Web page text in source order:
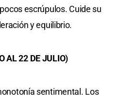
escrúpulos. Cuide su
y equilibrio.
AL 22 DE JULIO)
sentimental. Los